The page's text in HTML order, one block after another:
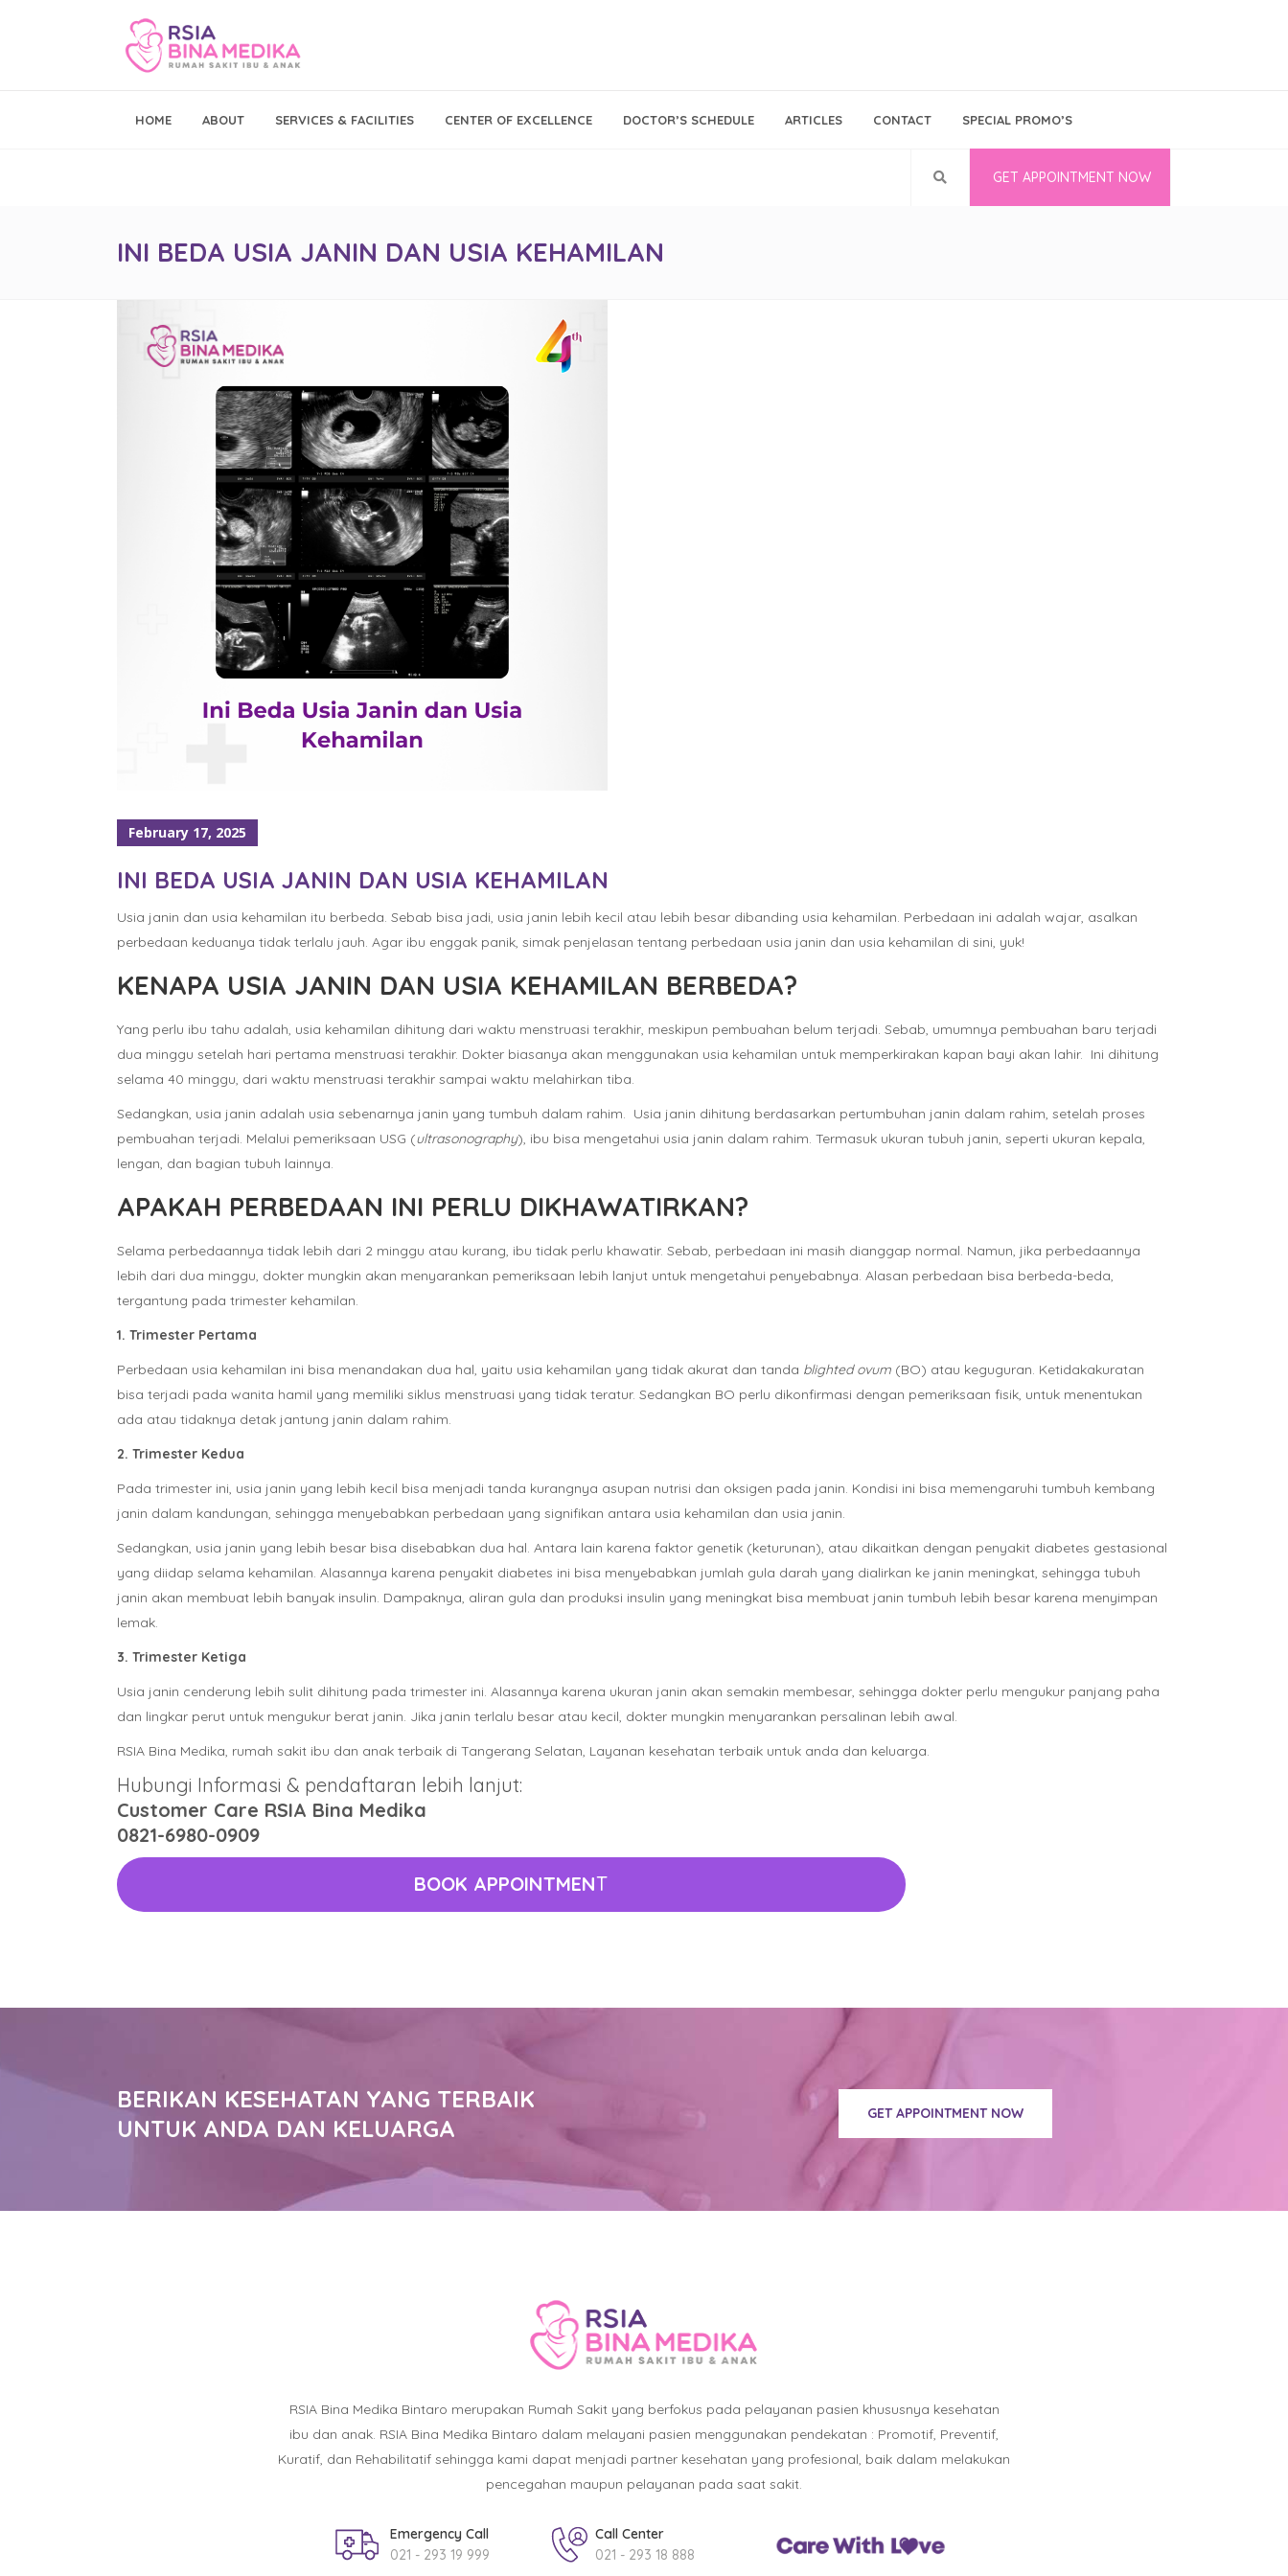
Emergency Call
Call Center
Klinik
Bina Medika
Follow Us
HOME ABOUT SERVICES & FACILITIES CENTER OF EXCELLENCE DOCTOR’S SCHEDULE ARTICLES CONTACT SPECIAL PROMO’S
GET APPOINTMENT NOW
INI BEDA USIA JANIN DAN USIA KEHAMILAN
February 17, 2025
INI BEDA USIA JANIN DAN USIA KEHAMILAN
Usia janin dan usia kehamilan itu berbeda. Sebab bisa jadi, usia janin lebih kecil atau lebih besar dibanding usia kehamilan. Perbedaan ini adalah wajar, asalkan
perbedaan keduanya tidak terlalu jauh. Agar ibu enggak panik, simak penjelasan tentang perbedaan usia janin dan usia kehamilan di sini, yuk!
KENAPA USIA JANIN DAN USIA KEHAMILAN BERBEDA?
Yang perlu ibu tahu adalah, usia kehamilan dihitung dari waktu menstruasi terakhir, meskipun pembuahan belum terjadi. Sebab, umumnya pembuahan baru terjadi
dua minggu setelah hari pertama menstruasi terakhir. Dokter biasanya akan menggunakan usia kehamilan untuk memperkirakan kapan bayi akan lahir. Ini dihitung
selama 40 minggu, dari waktu menstruasi terakhir sampai waktu melahirkan tiba.
Sedangkan, usia janin adalah usia sebenarnya janin yang tumbuh dalam rahim. Usia janin dihitung berdasarkan pertumbuhan janin dalam rahim, setelah proses
pembuahan terjadi. Melalui pemeriksaan USG (ultrasonography), ibu bisa mengetahui usia janin dalam rahim. Termasuk ukuran tubuh janin, seperti ukuran kepala,
lengan, dan bagian tubuh lainnya.
APAKAH PERBEDAAN INI PERLU DIKHAWATIRKAN?
Selama perbedaannya tidak lebih dari 2 minggu atau kurang, ibu tidak perlu khawatir. Sebab, perbedaan ini masih dianggap normal. Namun, jika perbedaannya
lebih dari dua minggu, dokter mungkin akan menyarankan pemeriksaan lebih lanjut untuk mengetahui penyebabnya. Alasan perbedaan bisa berbeda-beda,
tergantung pada trimester kehamilan.
1. Trimester Pertama
Perbedaan usia kehamilan ini bisa menandakan dua hal, yaitu usia kehamilan yang tidak akurat dan tanda blighted ovum (BO) atau keguguran. Ketidakakuratan
bisa terjadi pada wanita hamil yang memiliki siklus menstruasi yang tidak teratur. Sedangkan BO perlu dikonfirmasi dengan pemeriksaan fisik, untuk menentukan
ada atau tidaknya detak jantung janin dalam rahim.
2. Trimester Kedua
Pada trimester ini, usia janin yang lebih kecil bisa menjadi tanda kurangnya asupan nutrisi dan oksigen pada janin. Kondisi ini bisa memengaruhi tumbuh kembang
janin dalam kandungan, sehingga menyebabkan perbedaan yang signifikan antara usia kehamilan dan usia janin.
Sedangkan, usia janin yang lebih besar bisa disebabkan dua hal. Antara lain karena faktor genetik (keturunan), atau dikaitkan dengan penyakit diabetes gestasional
yang diidap selama kehamilan. Alasannya karena penyakit diabetes ini bisa menyebabkan jumlah gula darah yang dialirkan ke janin meningkat, sehingga tubuh
janin akan membuat lebih banyak insulin. Dampaknya, aliran gula dan produksi insulin yang meningkat bisa membuat janin tumbuh lebih besar karena menyimpan
lemak.
3. Trimester Ketiga
Usia janin cenderung lebih sulit dihitung pada trimester ini. Alasannya karena ukuran janin akan semakin membesar, sehingga dokter perlu mengukur panjang paha
dan lingkar perut untuk mengukur berat janin. Jika janin terlalu besar atau kecil, dokter mungkin menyarankan persalinan lebih awal.
RSIA Bina Medika, rumah sakit ibu dan anak terbaik di Tangerang Selatan, Layanan kesehatan terbaik untuk anda dan keluarga.
Hubungi Informasi & pendaftaran lebih lanjut:
Customer Care RSIA Bina Medika
0821-6980-0909
BOOK APPOINTMENT
BERIKAN KESEHATAN YANG TERBAIK
UNTUK ANDA DAN KELUARGA
GET APPOINTMENT NOW
RSIA Bina Medika Bintaro merupakan Rumah Sakit yang berfokus pada pelayanan pasien khususnya kesehatan
ibu dan anak. RSIA Bina Medika Bintaro dalam melayani pasien menggunakan pendekatan : Promotif, Preventif,
Kuratif, dan Rehabilitatif sehingga kami dapat menjadi partner kesehatan yang profesional, baik dalam melakukan
pencegahan maupun pelayanan pada saat sakit.
Emergency Call
021 - 293 19 999
Call Center
021 - 293 18 888